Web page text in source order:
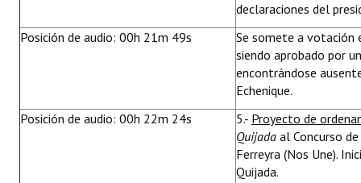
declaraciones del
Posición de audio: 00h 21m 49s
Se somete a votación
siendo aprobado por
encontrándose
Echenique.
Posición de audio: 00h 22m 24s
5.- Proyecto de
Quijada al Concurso
Ferreyra (Nos Une).
Quijada.